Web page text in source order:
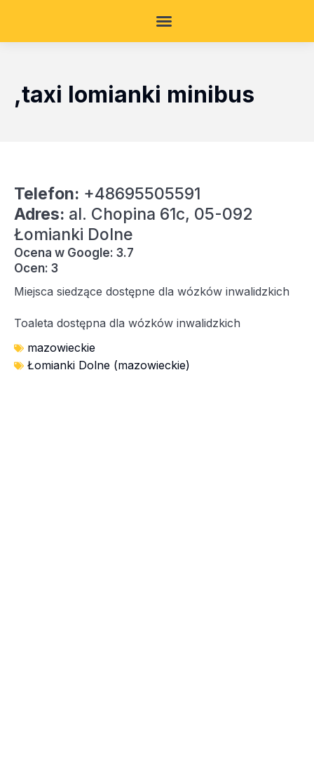
,taxi lomianki minibus
Telefon: +48695505591
Adres: al. Chopina 61c, 05-092
Łomianki Dolne
Ocena w Google: 3.7
Ocen: 3
Miejsca siedzące dostępne dla wózków inwalidzkich
Toaleta dostępna dla wózków inwalidzkich
mazowieckie
Łomianki Dolne (mazowieckie)